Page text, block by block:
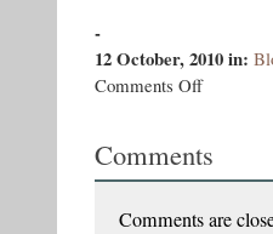
-
12 October, 2010in:
Comments Offon
mai
suferinţa
Comments
Comments are